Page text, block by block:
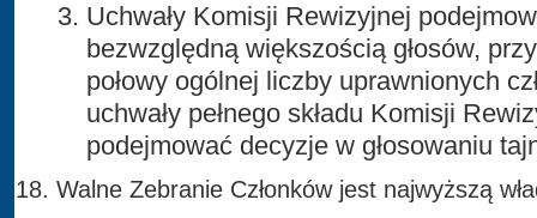
Uchwały Komisji Rewizyjnej
bezwzględną większością głosów,
połowy ogólnej liczby uprawnionych
uchwały pełnego składu Komisji
podejmować decyzje w głosowaniu
Walne Zebranie Członków jest najwyższą